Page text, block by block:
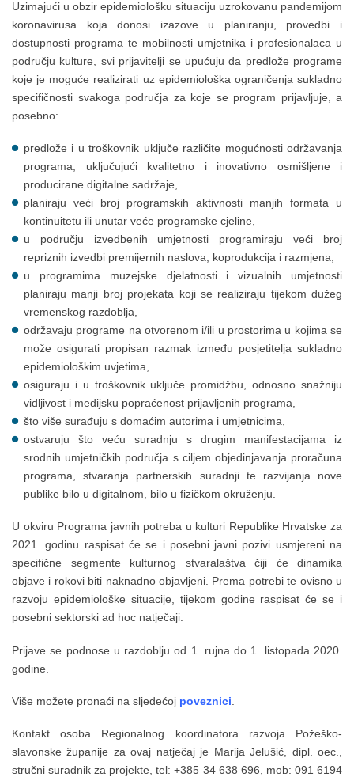
Uzimajući u obzir epidemiološku situaciju uzrokovanu pandemijom
koronavirusa koja donosi izazove u planiranju, provedbi i
dostupnosti programa te mobilnosti umjetnika i profesionalaca u
području kulture, svi prijavitelji se upućuju da predlože programe
koje je moguće realizirati uz epidemiološka ograničenja sukladno
specifičnosti svakoga područja za koje se program prijavljuje, a
posebno:
predlože i u troškovnik uključe različite mogućnosti održavanja
programa, uključujući kvalitetno i inovativno osmišljene i
producirane digitalne sadržaje,
planiraju veći broj programskih aktivnosti manjih formata u
kontinuitetu ili unutar veće programske cjeline,
u području izvedbenih umjetnosti programiraju veći broj
repriznih izvedbi premijernih naslova, koprodukcija i razmjena,
u programima muzejske djelatnosti i vizualnih umjetnosti
planiraju manji broj projekata koji se realiziraju tijekom dužeg
vremenskog razdoblja,
održavaju programe na otvorenom i/ili u prostorima u kojima se
može osigurati propisan razmak između posjetitelja sukladno
epidemiološkim uvjetima,
osiguraju i u troškovnik uključe promidžbu, odnosno snažniju
vidljivost i medijsku popraćenost prijavljenih programa,
što više surađuju s domaćim autorima i umjetnicima,
ostvaruju što veću suradnju s drugim manifestacijama iz
srodnih umjetničkih područja s ciljem objedinjavanja proračuna
programa, stvaranja partnerskih suradnji te razvijanja nove
publike bilo u digitalnom, bilo u fizičkom okruženju.
U okviru Programa javnih potreba u kulturi Republike Hrvatske za
2021. godinu raspisat će se i posebni javni pozivi usmjereni na
specifične segmente kulturnog stvaralaštva čiji će dinamika
objave i rokovi biti naknadno objavljeni. Prema potrebi te ovisno u
razvoju epidemiološke situacije, tijekom godine raspisat će se i
posebni sektorski ad hoc natječaji.
Prijave se podnose u razdoblju od 1. rujna do 1. listopada 2020.
godine.
Više možete pronaći na sljedećoj poveznici
Kontakt osoba Regionalnog koordinatora razvoja Požeško-
slavonske županije za ovaj natječaj je Marija Jelušić, dipl. oec.,
stručni suradnik za projekte, tel: +385 34 638 696, mob: 091 6194